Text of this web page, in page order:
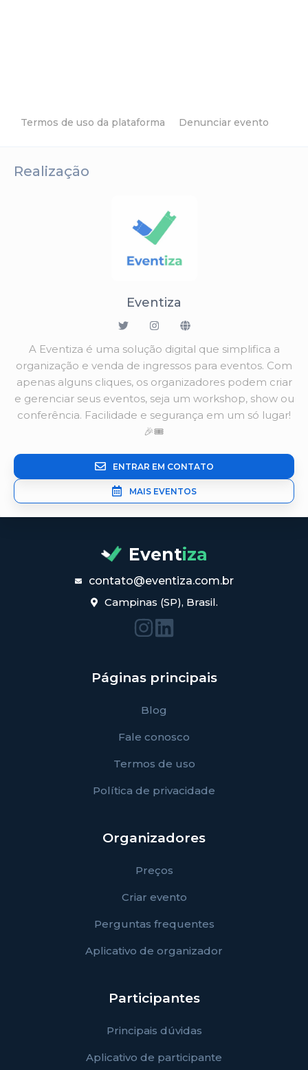
Termos de uso da plataforma Denunciar evento
Realização
Eventiza
A Eventiza é uma solução digital que simplifica a
organização e venda de ingressos para eventos. Com
apenas alguns cliques, os organizadores podem criar
e gerenciar seus eventos, seja um workshop, show ou
conferência. Facilidade e segurança em um só lugar!
🎉🎟️
ENTRAR EM CONTATO
MAIS EVENTOS
Eventiza
contato@eventiza.com.br
Campinas (SP), Brasil.
Páginas principais
Blog
Fale conosco
Termos de uso
Política de privacidade
Organizadores
Preços
Criar evento
Perguntas frequentes
Aplicativo de organizador
Participantes
Principais dúvidas
Aplicativo de participante